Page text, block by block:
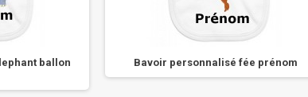
ballon
Bavoir personnalisé fée prénom